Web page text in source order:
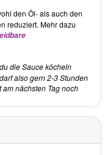
aus dem Morgenland
erfrischend anders
als auch
sind die
den Öl- als auch den
reduziert. Mehr dazu
die Sauce köcheln
also gern 2-3 Stunden
nächsten Tag noch